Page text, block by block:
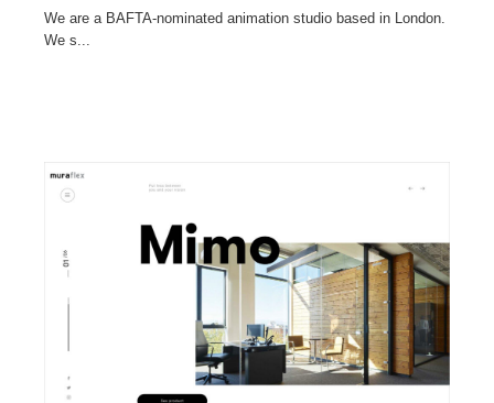
We are a BAFTA-nominated animation studio based in London.
We s...